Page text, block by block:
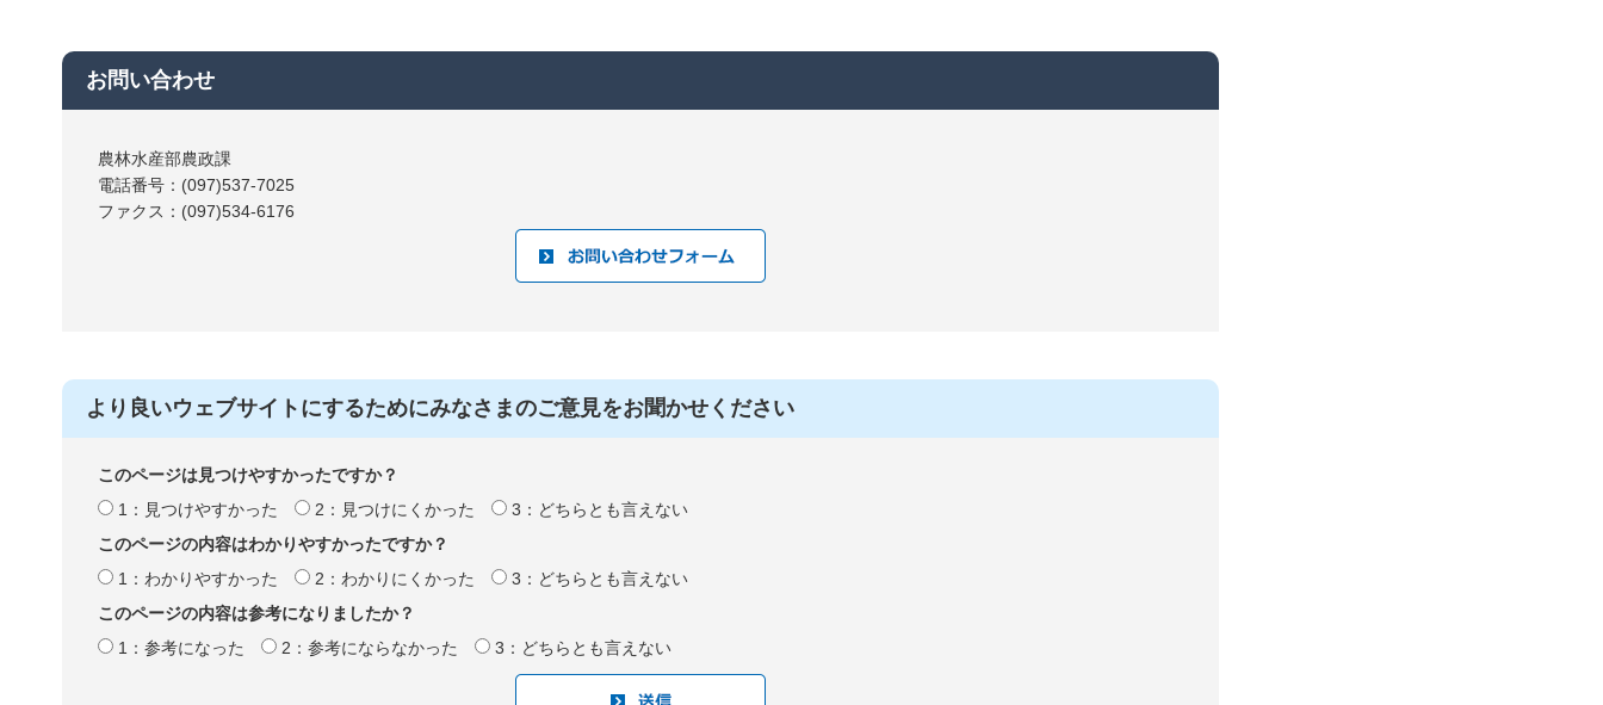
お問い合わせ
農林水産部農政課
電話番号：(097)537-7025
ファクス：(097)534-6176
より良いウェブサイトにするためにみなさまのご意見をお聞かせください
このページは見つけやすかったですか？
1：見つけやすかった
2：見つけにくかった
3：どちらとも言えない
このページの内容はわかりやすかったですか？
1：わかりやすかった
2：わかりにくかった
3：どちらとも言えない
このページの内容は参考になりましたか？
1：参考になった
2：参考にならなかった 3：どちらとも言えない